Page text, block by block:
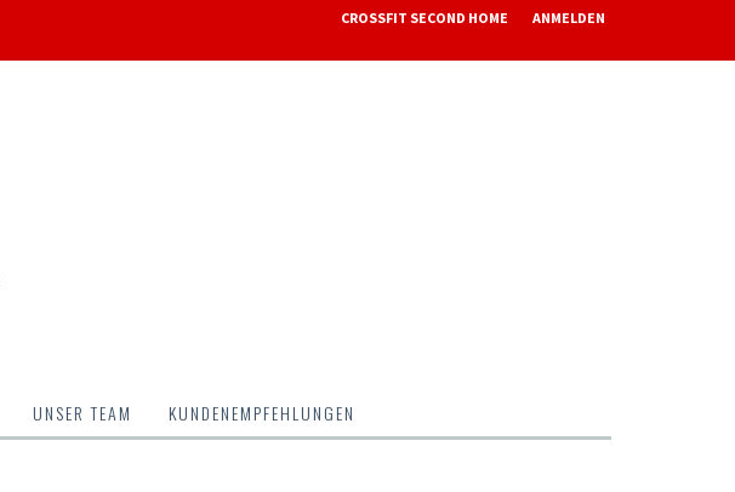
CROSSFIT SECOND HOME ANMELDEN
UNSER TEAM KUNDENEMPFEHLUNGEN